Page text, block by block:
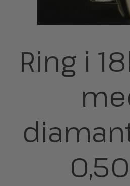
Ring i